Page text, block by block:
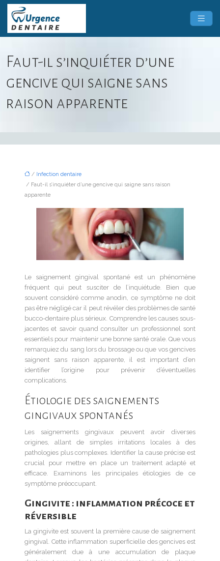
Faut-il s’inquiéter d’une
gencive qui saigne sans
raison apparente
/ Infection dentaire
/ Faut-il s’inquiéter d’une gencive qui saigne sans raison
apparente
Le saignement gingival spontané est un phénomène
fréquent qui peut susciter de l’inquiétude. Bien que
souvent considéré comme anodin, ce symptôme ne doit
pas être négligé car il peut révéler des problèmes de santé
bucco-dentaire plus sérieux. Comprendre les causes sous-
jacentes et savoir quand consulter un professionnel sont
essentiels pour maintenir une bonne santé orale. Que vous
remarquiez du sang lors du brossage ou que vos gencives
saignent sans raison apparente, il est important d’en
identifier l’origine pour prévenir d’éventuelles
complications.
Étiologie des saignements
gingivaux spontanés
Les saignements gingivaux peuvent avoir diverses
origines, allant de simples irritations locales à des
pathologies plus complexes. Identifier la cause précise est
crucial pour mettre en place un traitement adapté et
efficace. Examinons les principales étiologies de ce
symptôme préoccupant.
Gingivite : inflammation précoce et
réversible
La gingivite est souvent la première cause de saignement
gingival. Cette inflammation superficielle des gencives est
généralement due à une accumulation de plaque